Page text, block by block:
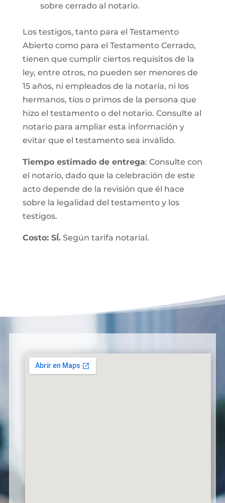
sobre cerrado al notario.
Los testigos, tanto para el Testamento
Abierto como para el Testamento Cerrado,
tienen que cumplir ciertos requisitos de la
ley, entre otros, no pueden ser menores de
15 años, ni empleados de la notaría, ni los
hermanos, tíos o primos de la persona que
hizo el testamento o del notario. Consulte al
notario para ampliar esta información y
evitar que el testamento sea inválido.
Tiempo estimado de entrega: Consulte con
el notario, dado que la celebración de este
acto depende de la revisión que él hace
sobre la legalidad del testamento y los
testigos.
Costo: SÍ.Según tarifa notarial.